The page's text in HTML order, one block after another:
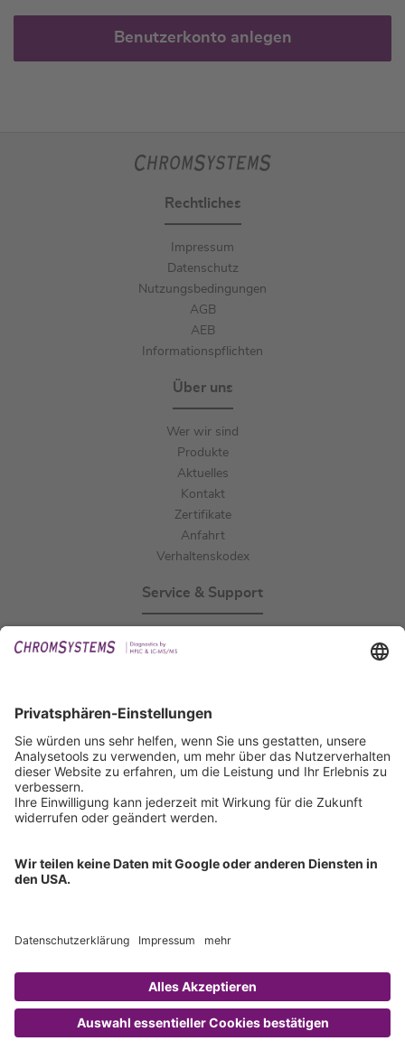
Benutzerkonto anlegen
Rechtliches
Impressum
Datenschutz
Nutzungsbedingungen
AGB
AEB
Informationspflichten
Über uns
Wer wir sind
Produkte
Aktuelles
Kontakt
Zertifikate
Anfahrt
Verhaltenskodex
Service & Support
IFU anfordern
Zertifizierungen
ISO 9001 Zertifikat